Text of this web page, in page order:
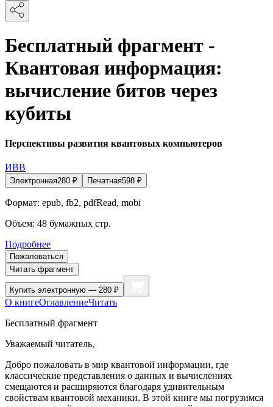
Бесплатный фрагмент -
Квантовая информация:
вычисление битов через
кубиты
Перспективы развития квантовых компьютеров
ИВВ
Электронная280 ₽ Печатная598 ₽
Формат: epub, fb2, pdfRead, mobi
Объем: 48 бумажных стр.
Подробнее
Пожаловаться
Читать фрагмент
Купить электронную — 280 ₽
О книгеОглавлениеЧитать
Бесплатный фрагмент
Уважаемый читатель,
Добро пожаловать в мир квантовой информации, где
классические представления о данных и вычислениях
смещаются и расширяются благодаря удивительным
свойствам квантовой механики. В этой книге мы погрузимся